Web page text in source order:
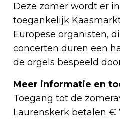
Deze zomer wordt er
toegankelijk
Europese organisten,
concerten duren een
de orgels bespeeld
Meer informatie en
Toegang tot de
Laurenskerk betalen €